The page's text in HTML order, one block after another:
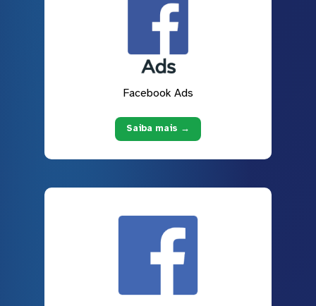
Facebook Ads
Saiba mais →